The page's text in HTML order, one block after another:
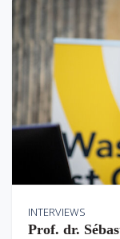
INTERVIEWS
Prof. dr.